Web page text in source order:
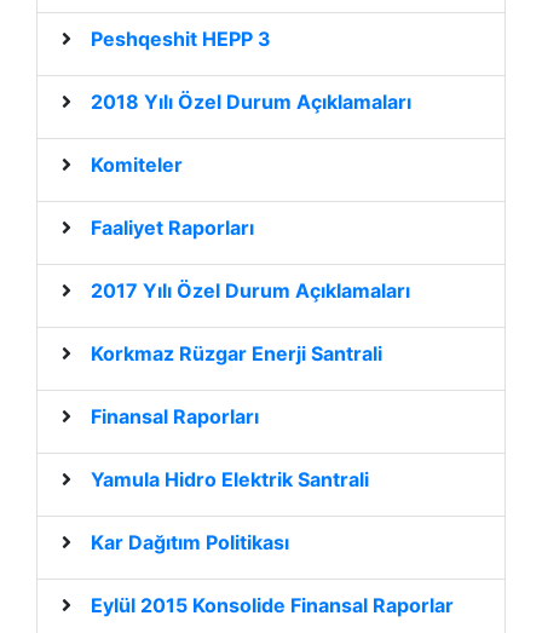
Peshqeshit HEPP 3
2018 Yılı Özel Durum Açıklamaları
Komiteler
Faaliyet Raporları
2017 Yılı Özel Durum Açıklamaları
Korkmaz Rüzgar Enerji Santrali
Finansal Raporları
Yamula Hidro Elektrik Santrali
Kar Dağıtım Politikası
Eylül 2015 Konsolide Finansal Raporlar